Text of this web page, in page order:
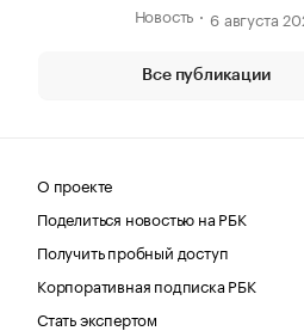
Новость
6 августа
Все публикации
О проекте
Поделиться новостью на РБК
Получить пробный доступ
Корпоративная подписка РБК
Стать экспертом